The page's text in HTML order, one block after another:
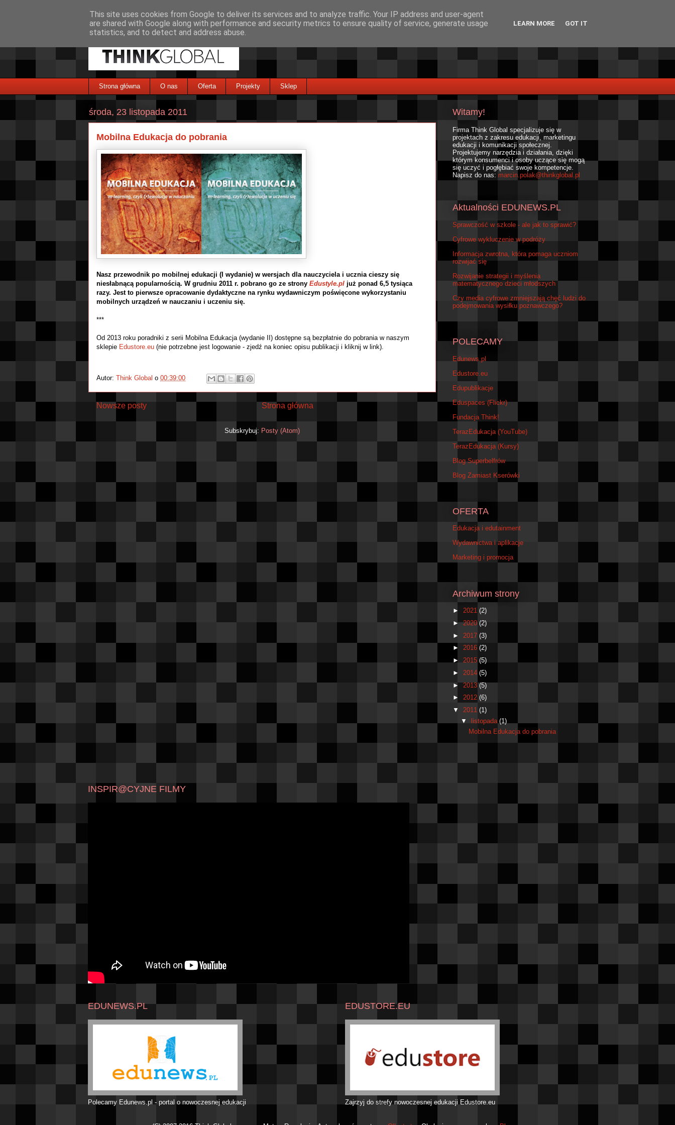
Strona główna O nas Oferta Projekty Sklep
środa, 23 listopada 2011
Mobilna Edukacja do pobrania
Nasz przewodnik po mobilnej edukacji (I wydanie) w wersjach dla nauczyciela i ucznia cieszy się
niesłabnącą popularnością. W grudniu 2011 r. pobrano go ze strony Edustyle.pl już ponad 6,5 tysiąca
razy. Jest to pierwsze opracowanie dydaktyczne na rynku wydawniczym poświęcone wykorzystaniu
mobilnych urządzeń w nauczaniu i uczeniu się.
***
Od 2013 roku poradniki z serii Mobilna Edukacja (wydanie II) dostępne są bezpłatnie do pobrania w naszym
sklepie Edustore.eu (nie potrzebne jest logowanie - zjedź na koniec opisu publikacji i kliknij w link).
Autor: Think Global o 00:39:00
Nowsze posty Strona główna
Subskrybuj: Posty (Atom)
Witamy!
Firma Think Global specjalizuje się w
projektach z zakresu edukacji, marketingu
edukacji i komunikacji społecznej.
Projektujemy narzędzia i działania, dzięki
którym konsumenci i osoby uczące się mogą
się uczyć i pogłębiać swoje kompetencje.
Napisz do nas: marcin.polak@thinkglobal.pl
Aktualności EDUNEWS.PL
Sprawczość w szkole - ale jak to sprawić?
Cyfrowe wykluczenie w podróży
Informacja zwrotna, która pomaga uczniom
rozwijać się
Rozwijanie strategii i myślenia
matematycznego dzieci młodszych
Czy media cyfrowe zmniejszają chęć ludzi do
podejmowania wysiłku poznawczego?
POLECAMY
Edunews.pl
Edustore.eu
Edupublikacje
Eduspaces (Flickr)
Fundacja Think!
TerazEdukacja (YouTube)
TerazEdukacja (Kursy)
Blog Superbelfrów
Blog Zamiast Kserówki
OFERTA
Edukacja i edutainment
Wydawnictwa i aplikacje
Marketing i promocja
Archiwum strony
► 2021 (2)
►2020 (2)
► 2017 (3)
► 2016 (2)
► 2015 (5)
► 2014 (5)
►2013(5)
► 2012 (6)
▼ 2011 (1)
▼ listopada (1)
Mobilna Edukacja do pobrania
INSPIR@CYJNE FILMY
EDUNEWS.PL
Polecamy Edunews.pl - portal o nowoczesnej edukacji
EDUSTORE.EU
Zajrzyj do strefy nowoczesnej edukacji Edustore.eu
This site uses cookies from Google to deliver its services and to analyze traffic. Your IP address and user-agent
are shared with Google along with performance and security metrics to ensure quality of service, generate usage
statistics, and to detect and address abuse.
LEARN MORE GOT IT